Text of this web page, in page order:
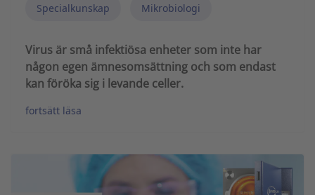
Specialkunskap Mikrobiologi
Virus är små infektiösa enheter som inte har
någon egen ämnesomsättning och som endast
kan föröka sig i levande celler.
fortsätt läsa